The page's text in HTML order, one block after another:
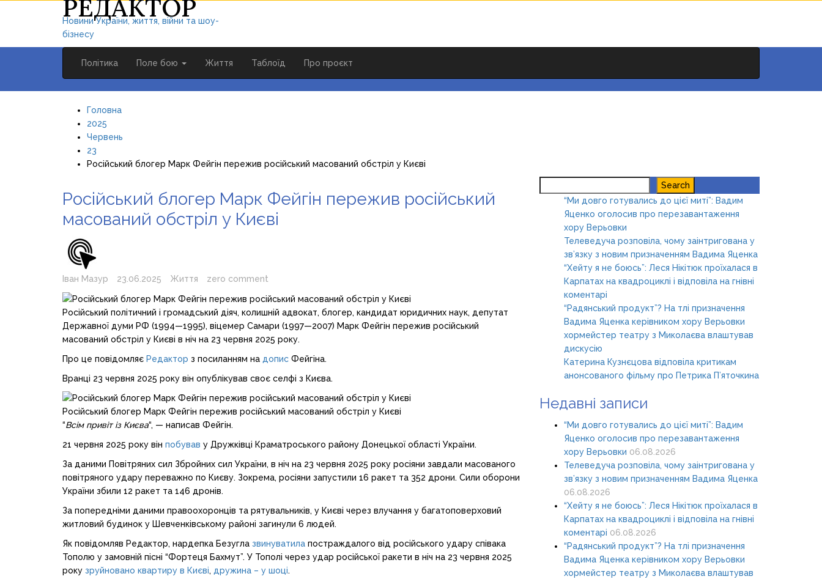
РЕДАКТОР
Новини України, життя, війни та шоу-
бізнесу
Політика Поле бою Життя Таблоїд Про проєкт
Головна
2025
Червень
23
Російський блогер Марк Фейгін пережив російський масований обстріл у Києві
Російський блогер Марк Фейгін пережив російський
масований обстріл у Києві
Іван Мазур 23.06.2025 Життя zero comment
Російський політичний і громадський діяч, колишній адвокат, блогер, кандидат юридичних наук, депутат
Державної думи РФ (1994—1995), віцемер Самари (1997—2007) Марк Фейгін пережив російський
масований обстріл у Києві в ніч на 23 червня 2025 року.
Про це повідомляє Редактор з посиланням на допис Фейгіна.
Вранці 23 червня 2025 року він опублікував своє селфі з Києва.
Російський блогер Марк Фейгін пережив російський масований обстріл у Києві
“Всім привіт із Києва“, — написав Фейгін.
21 червня 2025 року він побував у Дружківці Краматроського району Донецької області України.
За даними Повітряних сил Збройних сил України, в ніч на 23 червня 2025 року росіяни завдали масованого
повітряного удару переважно по Києву. Зокрема, росіяни запустили 16 ракет та 352 дрони. Сили оборони
України збили 12 ракет та 146 дронів.
За попередніми даними правоохоронців та рятувальників, у Києві через влучання у багатоповерховий
житловий будинок у Шевченківському районі загинули 6 людей.
Як повідомляв Редактор, нардепка Безугла звинуватила постраждалого від російського удару співака
Тополю у замовній пісні “Фортеця Бахмут”. У Тополі через удар російської ракети в ніч на 23 червня 2025
року зруйновано квартиру в Києві, дружина – у шоці.
Search
“Ми довго готувались до цієї миті”: Вадим
Яценко оголосив про перезавантаження
хору Верьовки
Телеведуча розповіла, чому заінтригована у
зв’язку з новим призначенням Вадима Яценка
“Хейту я не боюсь”: Леся Нікітюк проїхалася в
Карпатах на квадроциклі і відповіла на гнівні
коментарі
“Радянський продукт”? На тлі призначення
Вадима Яценка керівником хору Верьовки
хормейстер театру з Миколаєва влаштував
дискусію
Катерина Кузнєцова відповіла критикам
анонсованого фільму про Петрика П’яточкина
Недавні записи
“Ми довго готувались до цієї миті”: Вадим
Яценко оголосив про перезавантаження
хору Верьовки 06.08.2026
Телеведуча розповіла, чому заінтригована у
зв’язку з новим призначенням Вадима Яценка
06.08.2026
“Хейту я не боюсь”: Леся Нікітюк проїхалася в
Карпатах на квадроциклі і відповіла на гнівні
коментарі 06.08.2026
“Радянський продукт”? На тлі призначення
Вадима Яценка керівником хору Верьовки
хормейстер театру з Миколаєва влаштував